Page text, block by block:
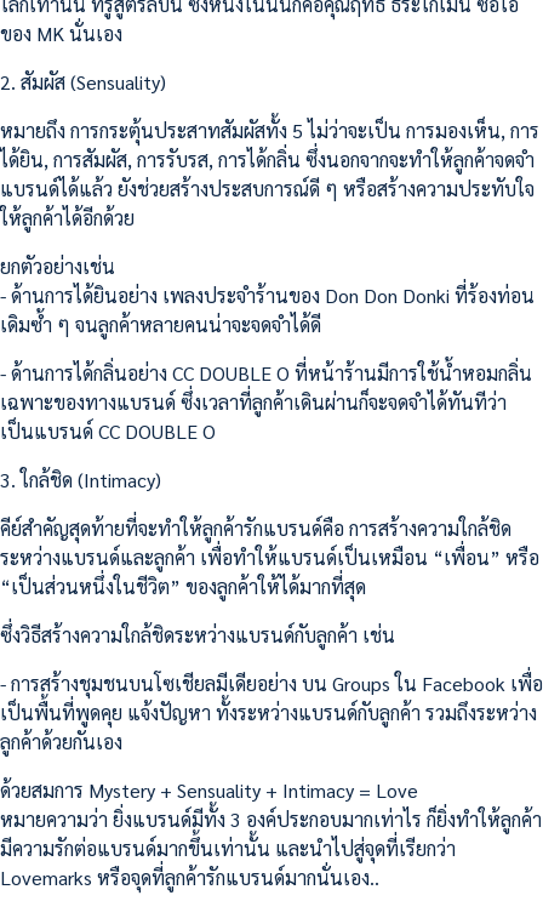
ของ MK นั่นเอง
2. สัมผัส (Sensuality)
หมายถึง การกระตุ้นประสาทสัมผัสทั้ง 5 ไม่ว่าจะเป็น การมองเห็น, การ
ได้ยิน, การสัมผัส, การรับรส, การได้กลิ่น ซึ่งนอกจากจะทำให้ลูกค้าจดจำ
แบรนด์ได้แล้ว ยังช่วยสร้างประสบการณ์ดี ๆ หรือสร้างความประทับใจ
ให้ลูกค้าได้อีกด้วย
ยกตัวอย่างเช่น
- ด้านการได้ยินอย่าง เพลงประจำร้านของ Don Don Donki ที่ร้องท่อน
เดิมซ้ำ ๆ จนลูกค้าหลายคนน่าจะจดจำได้ดี
- ด้านการได้กลิ่นอย่าง CC DOUBLE O ที่หน้าร้านมีการใช้น้ำหอมกลิ่น
เฉพาะของทางแบรนด์ ซึ่งเวลาที่ลูกค้าเดินผ่านก็จะจดจำได้ทันทีว่า
เป็นแบรนด์ CC DOUBLE O
3. ใกล้ชิด (Intimacy)
คีย์สำคัญสุดท้ายที่จะทำให้ลูกค้ารักแบรนด์คือ การสร้างความใกล้ชิด
ระหว่างแบรนด์และลูกค้า เพื่อทำให้แบรนด์เป็นเหมือน “เพื่อน” หรือ
“เป็นส่วนหนึ่งในชีวิต” ของลูกค้าให้ได้มากที่สุด
ซึ่งวิธีสร้างความใกล้ชิดระหว่างแบรนด์กับลูกค้า เช่น
- การสร้างชุมชนบนโซเชียลมีเดียอย่าง บน Groups ใน Facebook เพื่อ
เป็นพื้นที่พูดคุย แจ้งปัญหา ทั้งระหว่างแบรนด์กับลูกค้า รวมถึงระหว่าง
ลูกค้าด้วยกันเอง
ด้วยสมการ Mystery + Sensuality + Intimacy = Love
หมายความว่า ยิ่งแบรนด์มีทั้ง 3 องค์ประกอบมากเท่าไร ก็ยิ่งทำให้ลูกค้า
มีความรักต่อแบรนด์มากขึ้นเท่านั้น และนำไปสู่จุดที่เรียกว่า
Lovemarks หรือจุดที่ลูกค้ารักแบรนด์มากนั่นเอง..